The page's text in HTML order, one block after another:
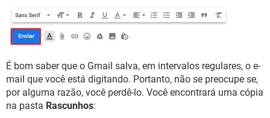
É bom saber que o Gmail salva, em intervalos regulares, o e-
mail que você está digitando. Portanto, não se preocupe se,
por alguma razão, você perdê-lo. Você encontrará uma cópia
na pasta Rascunhos: